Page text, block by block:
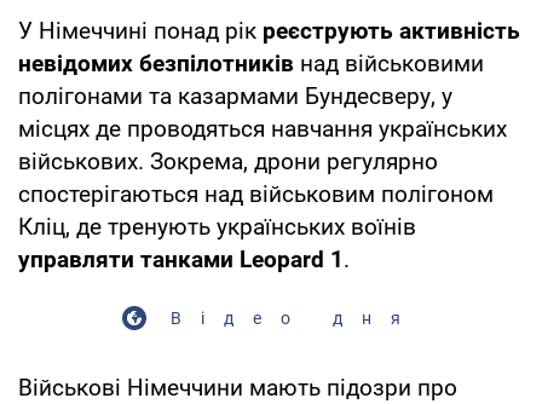
У Німеччині понад рік реєструють активність
невідомих безпілотників над військовими
полігонами та казармами Бундесверу, у
місцях де проводяться навчання українських
військових. Зокрема, дрони регулярно
спостерігаються над військовим полігоном
Кліц, де тренують українських воїнів
управляти танками Leopard 1.
Відео дня
Військові Німеччини мають підозри про